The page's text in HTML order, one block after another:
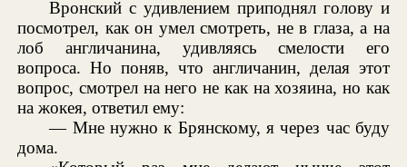
Вронский с удивлением приподнял голову и
посмотрел, как он умел смотреть, не в глаза, а на
лоб англичанина, удивляясь смелости его
вопроса. Но поняв, что англичанин, делая этот
вопрос, смотрел на него не как на хозяина, но как
на жокея, ответил ему:
— Мне нужно к Брянскому, я через час буду
дома.